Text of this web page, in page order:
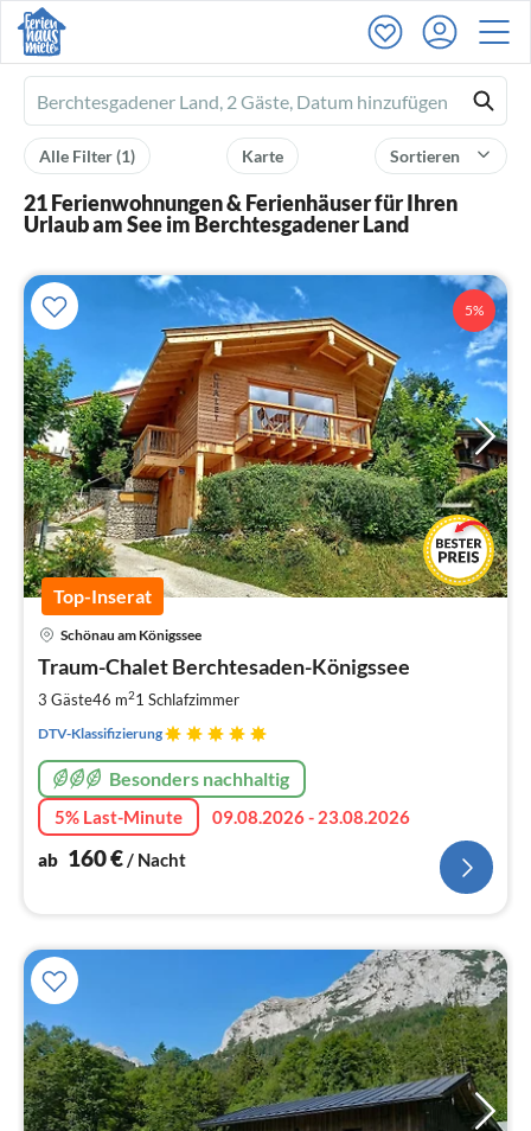
Ferienhausmiete
logo
Sortieren
Karte
Alle Filter(1)
21 Ferienwohnungen & Ferienhäuser für Ihren
Urlaub am See im Berchtesgadener Land
5%
Top-Inserat
Schönau am Königssee
Traum-Chalet Berchtesaden-Königssee
3 Gäste46 m21 Schlafzimmer
DTV-Klassifizierung
Besonders nachhaltig
5% Last-Minute
09.08.2026 - 23.08.2026
ab 160€/ Nacht